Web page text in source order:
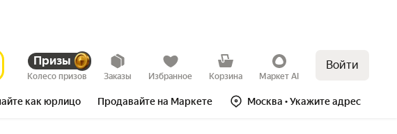
Призы
Колесо призов Заказы Избранное Корзина Маркет AI
Войти
как юрлицо Продавайте на Маркете Москва • Укажите адрес